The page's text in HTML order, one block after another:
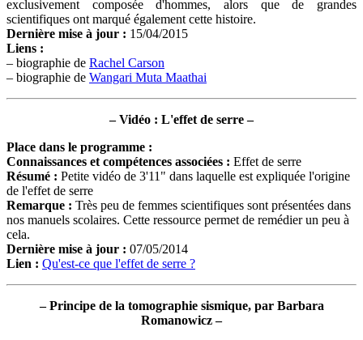
exclusivement composée d'hommes, alors que de grandes
scientifiques ont marqué également cette histoire.
Dernière mise à jour : 15/04/2015
Liens :
– biographie de Rachel Carson
– biographie de Wangari Muta Maathai
– Vidéo : L'effet de serre –
Place dans le programme :
Connaissances et compétences associées : Effet de serre
Résumé : Petite vidéo de 3'11" dans laquelle est expliquée l'origine
de l'effet de serre
Remarque : Très peu de femmes scientifiques sont présentées dans
nos manuels scolaires. Cette ressource permet de remédier un peu à
cela.
Dernière mise à jour : 07/05/2014
Lien : Qu'est-ce que l'effet de serre ?
– Principe de la tomographie sismique, par Barbara
Romanowicz –